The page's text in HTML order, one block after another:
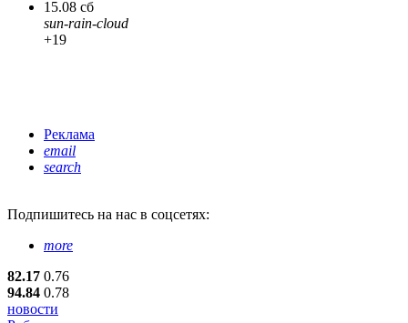
15.08 сб
sun-rain-cloud
+19
Реклама
email
search
Подпишитесь на нас в соцсетях:
more
82.17 0.76
94.84 0.78
новости